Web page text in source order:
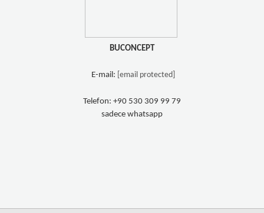
BUCONCEPT
E-mail: [email protected]
Telefon: +90 530 309 99 79
sadece whatsapp